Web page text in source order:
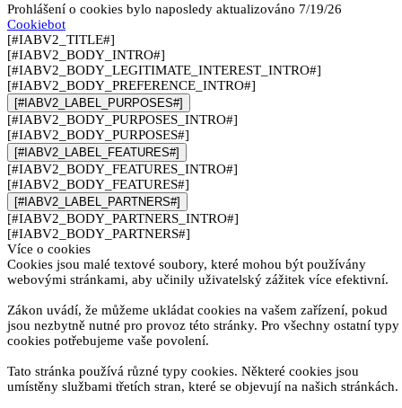
Prohlášení o cookies bylo naposledy aktualizováno 7/19/26
Cookiebot
[#IABV2_TITLE#]
[#IABV2_BODY_INTRO#]
[#IABV2_BODY_LEGITIMATE_INTEREST_INTRO#]
[#IABV2_BODY_PREFERENCE_INTRO#]
[#IABV2_LABEL_PURPOSES#]
[#IABV2_BODY_PURPOSES_INTRO#]
[#IABV2_BODY_PURPOSES#]
[#IABV2_LABEL_FEATURES#]
[#IABV2_BODY_FEATURES_INTRO#]
[#IABV2_BODY_FEATURES#]
[#IABV2_LABEL_PARTNERS#]
[#IABV2_BODY_PARTNERS_INTRO#]
[#IABV2_BODY_PARTNERS#]
Více o cookies
Cookies jsou malé textové soubory, které mohou být používány
webovými stránkami, aby učinily uživatelský zážitek více efektivní.
Zákon uvádí, že můžeme ukládat cookies na vašem zařízení, pokud
jsou nezbytně nutné pro provoz této stránky. Pro všechny ostatní typy
cookies potřebujeme vaše povolení.
Tato stránka používá různé typy cookies. Některé cookies jsou
umístěny službami třetích stran, které se objevují na našich stránkách.